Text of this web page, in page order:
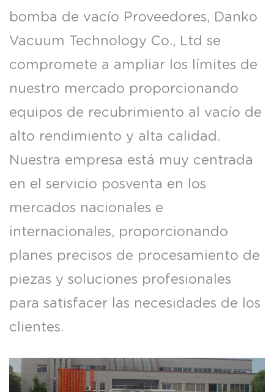
bomba de vacío Proveedores, Danko
Vacuum Technology Co., Ltd se
compromete a ampliar los límites de
nuestro mercado proporcionando
equipos de recubrimiento al vacío de
alto rendimiento y alta calidad.
Nuestra empresa está muy centrada
en el servicio posventa en los
mercados nacionales e
internacionales, proporcionando
planes precisos de procesamiento de
piezas y soluciones profesionales
para satisfacer las necesidades de los
clientes.